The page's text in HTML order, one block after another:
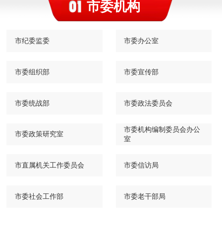
市委机构
市纪委监委 市委办公室
市委组织部 市委宣传部
市委统战部 市委政法委员会
市委政策研究室
市委机构编制委员会办公
室
市直属机关工作委员会 市委信访局
市委社会工作部 市委老干部局